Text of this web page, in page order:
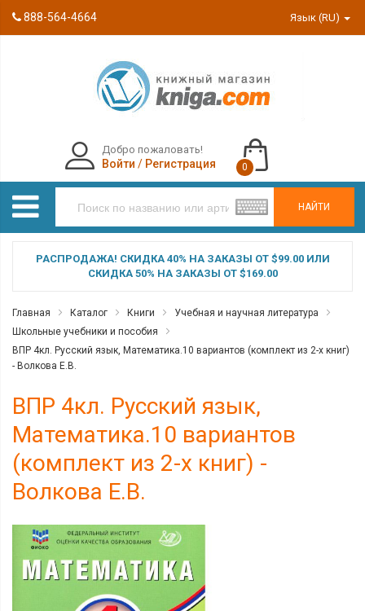
888-564-4664 Язык (RU)
НАЙТИ
Добро пожаловать!
Войти / Регистрация 0
РАСПРОДАЖА! СКИДКА 40% НА ЗАКАЗЫ ОТ $99.00 ИЛИ
СКИДКА 50% НА ЗАКАЗЫ ОТ $169.00
Главная Каталог Книги
Учебная и научная литература
Школьные учебники и пособия
ВПР 4кл. Русский язык, Математика.10 вариантов (комплект из 2-х книг)
- Волкова Е.В.
ВПР 4кл. Русский язык,
Математика.10 вариантов
(комплект из 2-х книг) -
Волкова Е.В.